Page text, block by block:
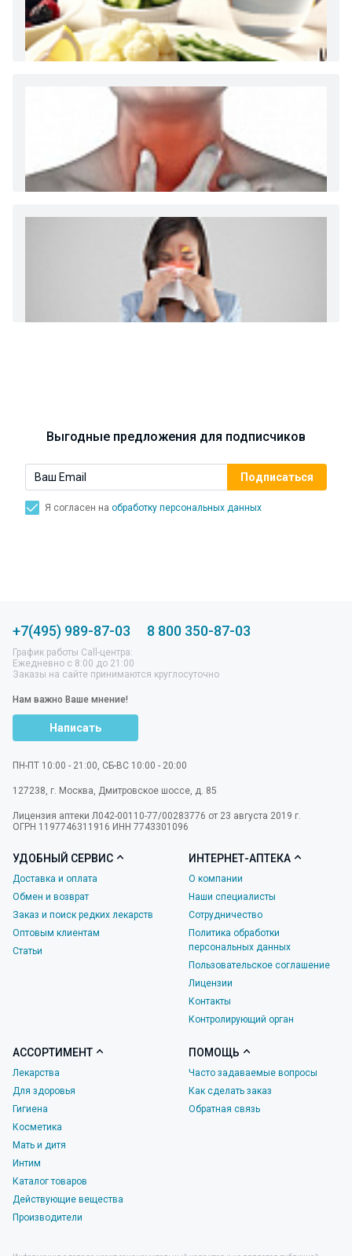
Как и сколько денег можно получить по
Диета 7 стол при заболеваниях почек (острый и
Ларингит: все о ларингите и его лечении. Как
спасти свой голос.
Выгодные предложения для подписчиков
Я согласен на обработку персональных данных
+7(495) 989-87-03 8 800 350-87-03
График работы Call-центра:
Ежедневно с 8:00 до 21:00
Заказы на сайте принимаются круглосуточно
Нам важно Ваше мнение!
Написать
ПН-ПТ 10:00 - 21:00, СБ-ВС 10:00 - 20:00
127238 г. Москва Дмитровское шоссе, д. 85
Лицензия аптеки Л042-00110-77/00283776 от 23 августа 2019 г.
ОГРН 1197746311916 ИНН 7743301096
УДОБНЫЙ СЕРВИС
Доставка и оплата
Обмен и возврат
Заказ и поиск редких лекарств
Оптовым клиентам
Статьи
ИНТЕРНЕТ-АПТЕКА
О компании
Наши специалисты
Сотрудничество
Политика обработки
персональных данных
Пользовательское соглашение
Лицензии
Контакты
Контролирующий орган
АССОРТИМЕНТ
Лекарства
Для здоровья
Гигиена
Косметика
Мать и дитя
Интим
Каталог товаров
Действующие вещества
Производители
ПОМОЩЬ
Часто задаваемые вопросы
Как сделать заказ
Обратная связь